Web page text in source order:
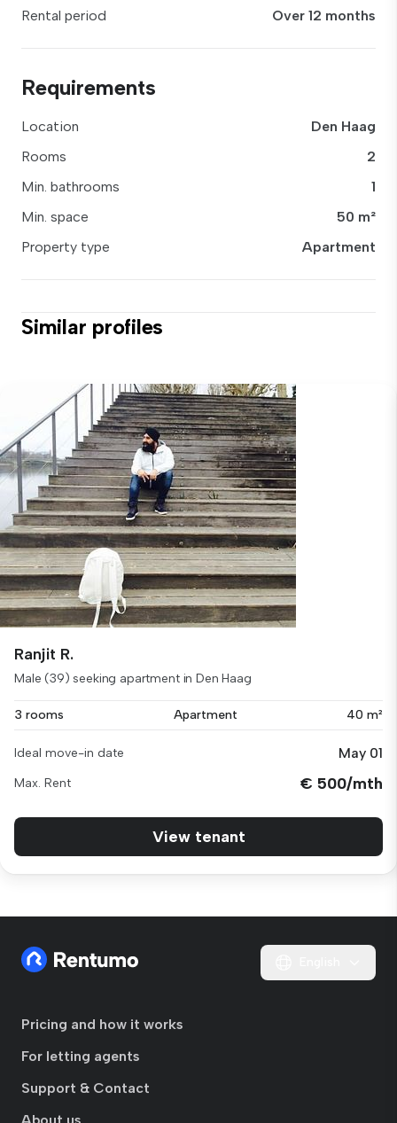
Rental period
Over 12 months
Requirements
Location
Den Haag
Rooms
2
Min. bathrooms
1
Min. space
50 m²
Property type
Apartment
Similar profiles
Ranjit R.
Male (39) seeking apartment in Den Haag
3 rooms Apartment 40 m²
Ideal move-in date May 01
Max. Rent € 500/mth
View tenant
Pricing and how it works
For letting agents
Support & Contact